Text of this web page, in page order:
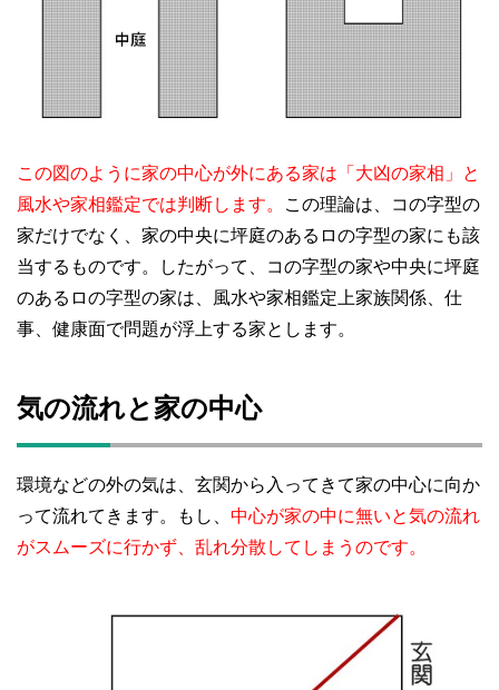
この図のように家の中心が外にある家は「大凶の家相」と
風水や家相鑑定では判断します。
この理論は、コの字型の
家だけでなく、家の中央に坪庭のあるロの字型の家にも該
当するものです。したがって、コの字型の家や中央に坪庭
のあるロの字型の家は、風水や家相鑑定上家族関係、仕
事、健康面で問題が浮上する家とします。
気の流れと家の中心
環境などの外の気は、玄関から入ってきて家の中心に向か
って流れてきます。もし、 中心が家の中に無いと気の流れ
がスムーズに行かず、乱れ分散してしまうのです。